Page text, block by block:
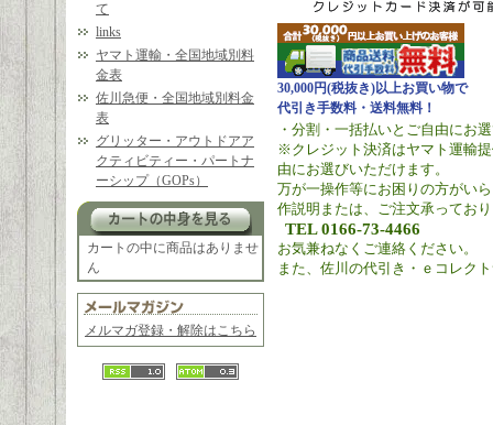
て
links
ヤマト運輸・全国地域別料
金表
佐川急便・全国地域別料金
表
グリッター・アウトドアア
クティビティー・パートナ
ーシップ（GOPs）
カートの中に商品はありませ
ん
メルマガ登録・解除はこちら
30,000円(税抜き)以上お買い物で
代引き手数料・送料無料！
・分割・一括払いとご自由にお
※クレジット決済はヤマト運輸
由にお選びいただけます。
万が一操作等にお困りの方がい
作説明または、ご注文承ってお
TEL 0166-73-4466
お気兼ねなくご連絡ください。
また、佐川の代引き・ｅコレク